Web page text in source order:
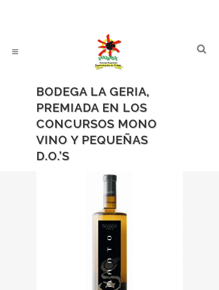
BODEGA LA GERIA,
PREMIADA EN LOS
CONCURSOS MONO
VINO Y PEQUEÑAS
D.O.’S